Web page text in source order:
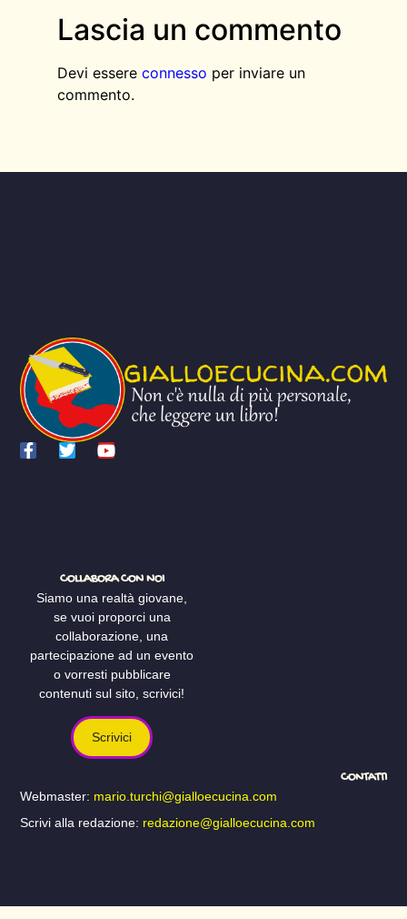
Lascia un commento
Devi essere connesso per inviare un
commento.
COLLABORA CON NOI
Siamo una realtà giovane,
se vuoi proporci una
collaborazione, una
partecipazione ad un evento
o vorresti pubblicare
contenuti sul sito, scrivici!
Scrivici
CONTATTI
Webmaster: mario.turchi@gialloecucina.com
Scrivi alla redazione: redazione@gialloecucina.com